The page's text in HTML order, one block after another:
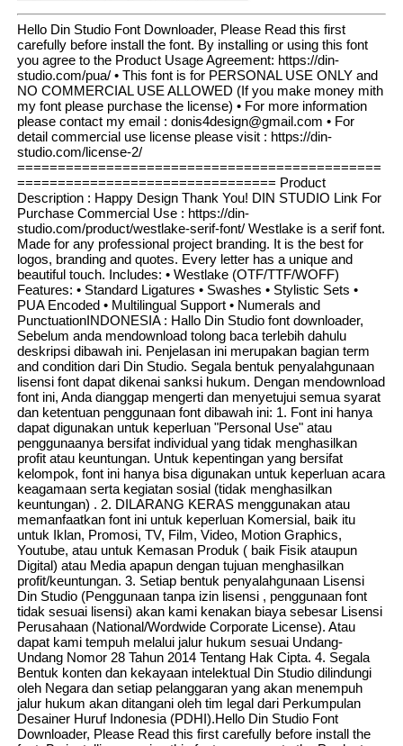
Hello Din Studio Font Downloader, Please Read this first
carefully before install the font. By installing or using this font
you agree to the Product Usage Agreement: https://din-
studio.com/pua/ • This font is for PERSONAL USE ONLY and
NO COMMERCIAL USE ALLOWED (If you make money mith
my font please purchase the license) • For more information
please contact my email : donis4design@gmail.com • For
detail commercial use license please visit : https://din-
studio.com/license-2/
=============================================
================================ Product
Description : Happy Design Thank You! DIN STUDIO Link For
Purchase Commercial Use : https://din-
studio.com/product/westlake-serif-font/ Westlake is a serif font.
Made for any professional project branding. It is the best for
logos, branding and quotes. Every letter has a unique and
beautiful touch. Includes: • Westlake (OTF/TTF/WOFF)
Features: • Standard Ligatures • Swashes • Stylistic Sets •
PUA Encoded • Multilingual Support • Numerals and
PunctuationINDONESIA : Hallo Din Studio font downloader,
Sebelum anda mendownload tolong baca terlebih dahulu
deskripsi dibawah ini. Penjelasan ini merupakan bagian term
and condition dari Din Studio. Segala bentuk penyalahgunaan
lisensi font dapat dikenai sanksi hukum. Dengan mendownload
font ini, Anda dianggap mengerti dan menyetujui semua syarat
dan ketentuan penggunaan font dibawah ini: 1. Font ini hanya
dapat digunakan untuk keperluan "Personal Use" atau
penggunaanya bersifat individual yang tidak menghasilkan
profit atau keuntungan. Untuk kepentingan yang bersifat
kelompok, font ini hanya bisa digunakan untuk keperluan acara
keagamaan serta kegiatan sosial (tidak menghasilkan
keuntungan) . 2. DILARANG KERAS menggunakan atau
memanfaatkan font ini untuk keperluan Komersial, baik itu
untuk Iklan, Promosi, TV, Film, Video, Motion Graphics,
Youtube, atau untuk Kemasan Produk ( baik Fisik ataupun
Digital) atau Media apapun dengan tujuan menghasilkan
profit/keuntungan. 3. Setiap bentuk penyalahgunaan Lisensi
Din Studio (Penggunaan tanpa izin lisensi , penggunaan font
tidak sesuai lisensi) akan kami kenakan biaya sebesar Lisensi
Perusahaan (National/Wordwide Corporate License). Atau
dapat kami tempuh melalui jalur hukum sesuai Undang-
Undang Nomor 28 Tahun 2014 Tentang Hak Cipta. 4. Segala
Bentuk konten dan kekayaan intelektual Din Studio dilindungi
oleh Negara dan setiap pelanggaran yang akan menempuh
jalur hukum akan ditangani oleh tim legal dari Perkumpulan
Desainer Huruf Indonesia (PDHI).Hello Din Studio Font
Downloader, Please Read this first carefully before install the